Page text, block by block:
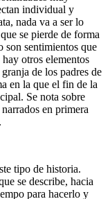
individual y
nada va a ser lo
se pierde de forma
sentimientos que
otros elementos
de los padres de
en la que el fin de la
Se nota sobre
en primera
tipo de historia.
se describe, hacia
para hacerlo y